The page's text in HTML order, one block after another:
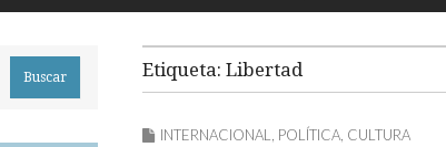
Etiqueta: Libertad
INTERNACIONAL POLÍTICA CULTURA